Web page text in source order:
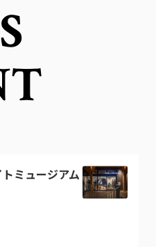
ミュージアム